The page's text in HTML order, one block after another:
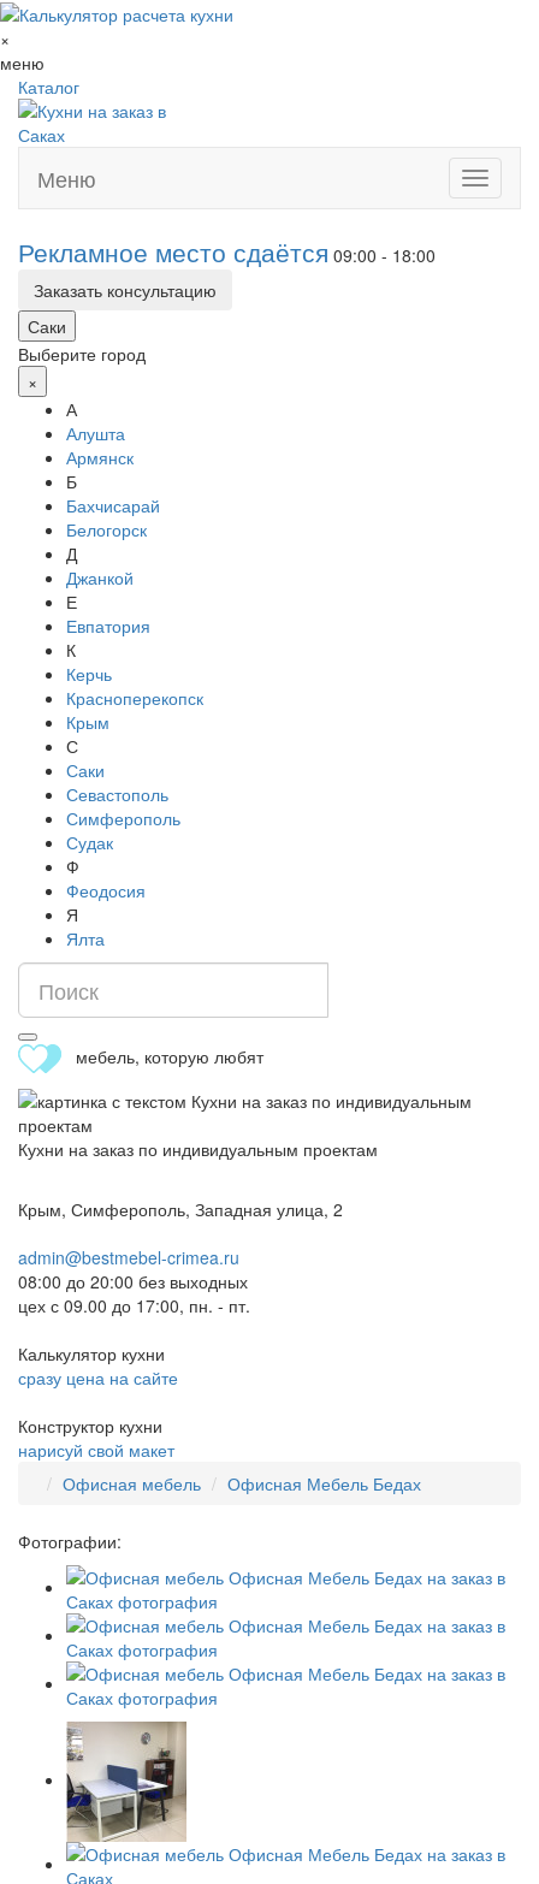
×
меню
Каталог
Toggle
Меню
Рекламное место сдаётся 09:00 - 18:00
Заказать консультацию
Саки
Выберите город
×
А
Алушта
Армянск
Б
Бахчисарай
Белогорск
Д
Джанкой
Е
Евпатория
К
Керчь
Красноперекопск
Крым
С
Саки
Севастополь
Симферополь
Судак
Ф
Феодосия
Я
Ялта
мебель, которую любят
Кухни на заказ по индивидуальным проектам
Крым, Симферополь, Западная улица, 2
admin@bestmebel-crimea.ru
08:00 до 20:00 без выходных
цех с 09.00 до 17:00, пн. - пт.
Калькулятор кухни
сразу цена на сайте
Конструктор кухни
нарисуй свой макет
Офисная мебель
Офисная Мебель Бедах
Фотографии: